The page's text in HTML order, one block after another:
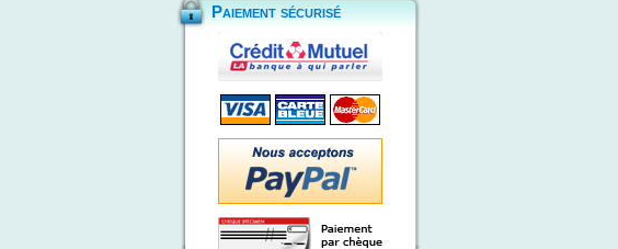
Paiement sécurisé